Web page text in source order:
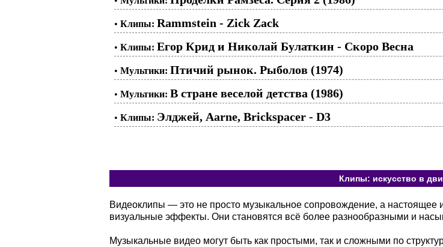
• Клипы: Rammstein - Zick Zack
• Клипы: Егор Крид и Николай Булаткин - Скоро Весна
• Мультики: Птичий рынок. Рыболов (1974)
• Мультики: В стране веселой детства (1986)
• Клипы: Элджей, Aarne, Brickspacer - D3
Клипы: искусство в
Видеоклипы — это не просто музыкальное сопровождение, а настоящее
визуальные эффекты. Они становятся всё более разнообразными и
Музыкальные видео могут быть как простыми, так и сложными по